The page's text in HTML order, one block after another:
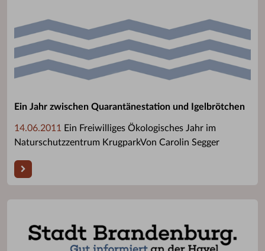
Ein Jahr zwischen Quarantänestation und Igelbrötchen
14.06.2011
Ein Freiwilliges Ökologisches Jahr im
Naturschutzzentrum KrugparkVon Carolin Segger